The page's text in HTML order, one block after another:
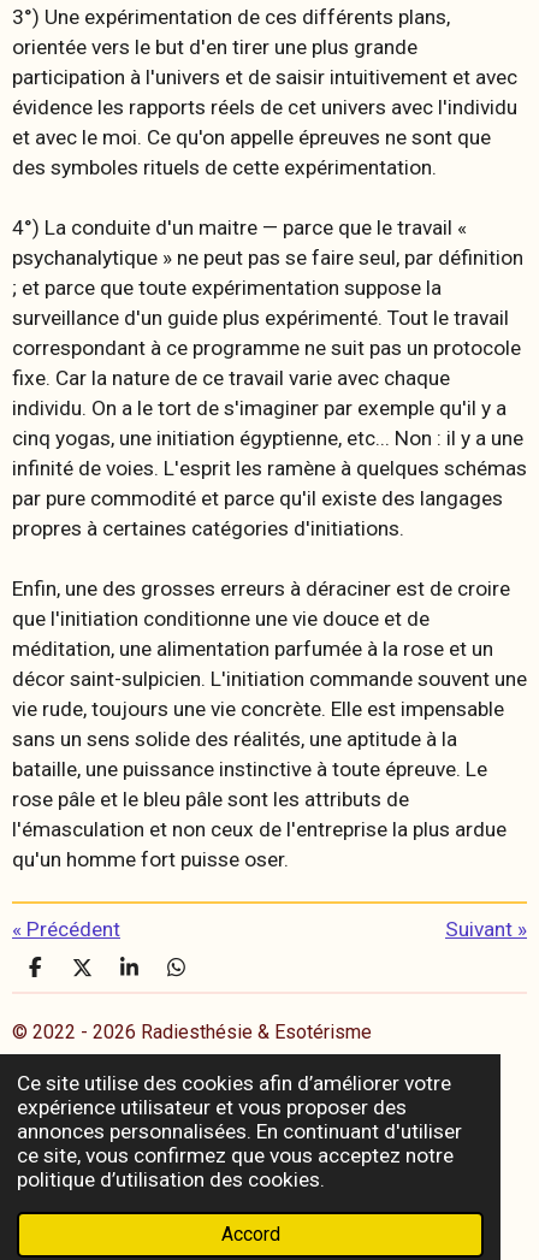
Ce site utilise des cookies afin d’améliorer votre
expérience utilisateur et vous proposer des
annonces personnalisées. En continuant d'utiliser
ce site, vous confirmez que vous acceptez notre
politique d’utilisation des cookies.
Accord
3°) Une expérimentation de ces différents plans,
orientée vers le but d'en tirer une plus grande
participation à l'univers et de saisir intuitivement et avec
évidence les rapports réels de cet univers avec l'individu
et avec le moi. Ce qu'on appelle épreuves ne sont que
des symboles rituels de cette expérimentation.
4°) La conduite d'un maitre — parce que le travail «
psychanalytique » ne peut pas se faire seul, par définition
; et parce que toute expérimentation suppose la
surveillance d'un guide plus expérimenté. Tout le travail
correspondant à ce programme ne suit pas un protocole
fixe. Car la nature de ce travail varie avec chaque
individu. On a le tort de s'imaginer par exemple qu'il y a
cinq yogas, une initiation égyptienne, etc... Non : il y a une
infinité de voies. L'esprit les ramène à quelques schémas
par pure commodité et parce qu'il existe des langages
propres à certaines catégories d'initiations.
Enfin, une des grosses erreurs à déraciner est de croire
que l'initiation conditionne une vie douce et de
méditation, une alimentation parfumée à la rose et un
décor saint-sulpicien. L'initiation commande souvent une
vie rude, toujours une vie concrète. Elle est impensable
sans un sens solide des réalités, une aptitude à la
bataille, une puissance instinctive à toute épreuve. Le
rose pâle et le bleu pâle sont les attributs de
l'émasculation et non ceux de l'entreprise la plus ardue
qu'un homme fort puisse oser.
« Précédent Suivant »
P
a
r
t
g
e
r
P
a
g
e
r
P
a
r
t
g
e
r
P
a
r
t
g
e
r
© 2022 - 2026 Radiesthésie & Esotérisme